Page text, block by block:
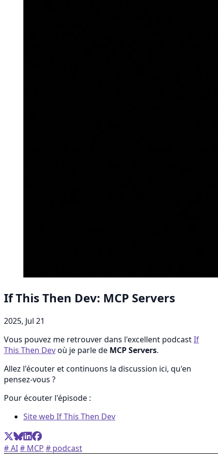
If This Then Dev: MCP Servers
2025, Jul 21
Vous pouvez me retrouver dans l'excellent podcastIf
This Then Devoù je parle de MCP Servers.
Allez l'écouter et continuons la discussion ici, qu'en
pensez-vous ?
Pour écouter l'épisode :
Site web If This Then Dev
# AI# MCP # podcast